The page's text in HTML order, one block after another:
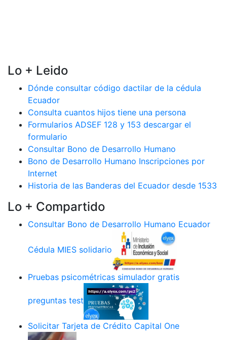
Lo + Leido
Dónde consultar código dactilar de la cédula
Ecuador
Consulta cuantos hijos tiene una persona
Formularios ADSEF 128 y 153 descargar el
formulario
Consultar Bono de Desarrollo Humano
Bono de Desarrollo Humano Inscripciones por
Internet
Historia de las Banderas del Ecuador desde 1533
Lo + Compartido
Consultar Bono de Desarrollo Humano Ecuador
Cédula MIES solidario
Pruebas psicométricas simulador gratis
preguntas test
Solicitar Tarjeta de Crédito Capital One